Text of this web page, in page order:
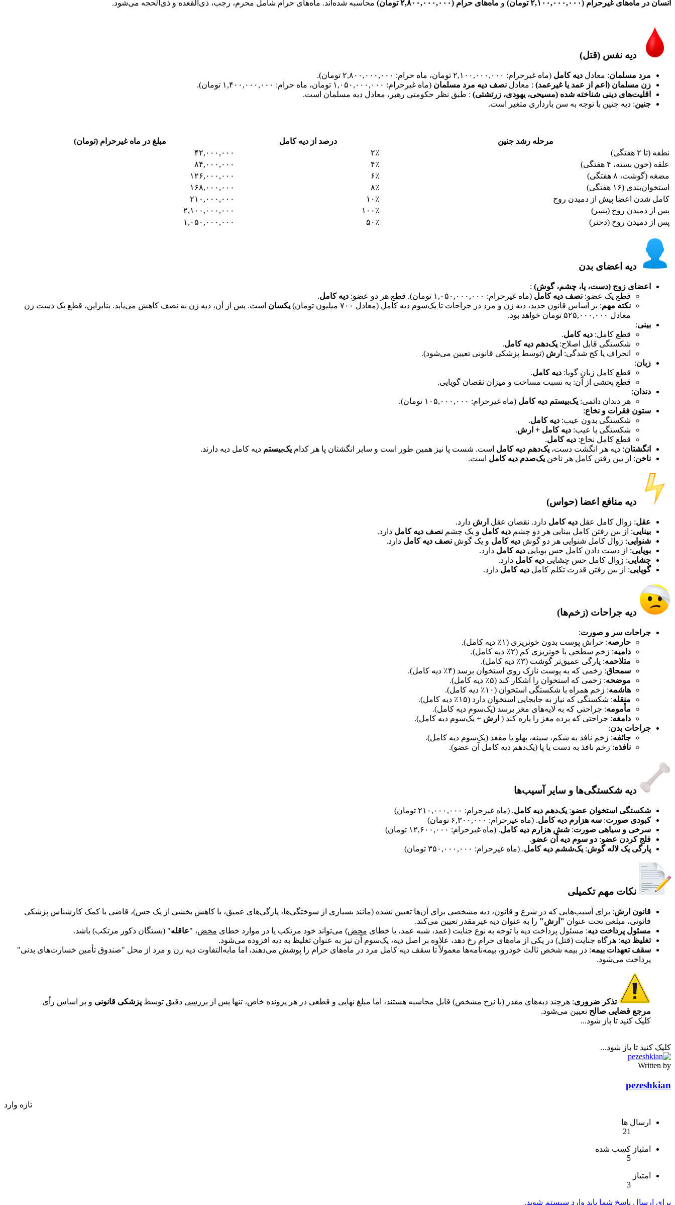
انسان در ماه‌های غیرحرام (۲,۱۰۰,۰۰۰,۰۰۰ تومان)
و ماه‌های حرام (۲,۸۰۰,۰۰۰,۰۰۰ تومان) محاسبه شده‌اند. ماه‌های حرام شامل محرم، رجب، ذی‌القعده و ذی‌الحجه می‌شود.
دیه نفس (قتل)​
مرد مسلمان: معادل دیه کامل (ماه غیرحرام: ۲,۱۰۰,۰۰۰,۰۰۰ تومان، ماه حرام: ۲,۸۰۰,۰۰۰,۰۰۰ تومان).
زن مسلمان (اعم از عمد یا غیرعمد) : معادل نصف دیه مرد مسلمان (ماه غیرحرام: ۱,۰۵۰,۰۰۰,۰۰۰ تومان، ماه حرام: ۱,۴۰۰,۰۰۰,۰۰۰ تومان).
اقلیت‌های دینی شناخته شده (مسیحی، یهودی، زرتشتی) : طبق نظر حکومتی رهبر، معادل دیه مسلمان است.
جنین: دیه جنین با توجه به سن بارداری متغیر است.
مرحله رشد جنین درصد از دیه کامل
مبلغ در ماه غیرحرام (تومان)
نطفه (تا ۲ هفتگی)
۲٪
۴۲,۰۰۰,۰۰۰
علقه (خون بسته، ۴ هفتگی)
۴٪
۸۴,۰۰۰,۰۰۰
مضغه (گوشت، ۸ هفتگی)
۶٪
۱۲۶,۰۰۰,۰۰۰
استخوان‌بندی (۱۶ هفتگی)
۸٪
۱۶۸,۰۰۰,۰۰۰
کامل شدن اعضا پیش از دمیدن روح
۱۰٪
۲۱۰,۰۰۰,۰۰۰
پس از دمیدن روح (پسر)
۱۰۰٪
۲,۱۰۰,۰۰۰,۰۰۰
پس از دمیدن روح (دختر)
۵۰٪ ۱,۰۵۰,۰۰۰,۰۰۰
دیه اعضای بدن​
اعضای زوج (دست، پا، چشم، گوش) :
قطع یک عضو: نصف دیه کامل (ماه غیرحرام: ۱,۰۵۰,۰۰۰,۰۰۰ تومان). قطع هر دو عضو: دیه کامل.
نکته مهم: بر اساس قانون جدید، دیه زن و مرد در جراحات تا یک‌سوم دیه کامل (معادل ۷۰۰ میلیون تومان) یکسان است. پس از آن، دیه زن به نصف کاهش می‌یابد. بنابراین، قطع یک دست زن
معادل ۵۲۵,۰۰۰,۰۰۰ تومان خواهد بود.
بینی:
قطع کامل: دیه کامل.
شکستگی قابل اصلاح: یک‌دهم دیه کامل.
انحراف یا کج شدگی: ارش (توسط پزشکی قانونی تعیین می‌شود).
زبان:
قطع کامل زبان گویا: دیه کامل.
قطع بخشی از آن: به نسبت مساحت و میزان نقصان گویایی.
دندان:
هر دندان دائمی: یک‌بیستم دیه کامل (ماه غیرحرام: ۱۰۵,۰۰۰,۰۰۰ تومان).
ستون فقرات و نخاع:
شکستگی بدون عیب: دیه کامل.
شکستگی با عیب: دیه کامل + ارش.
قطع کامل نخاع: دیه کامل.
انگشتان: دیه هر انگشت دست، یک‌دهم دیه کامل است. شست پا نیز همین طور است و سایر انگشتان پا هر کدام یک‌بیستم دیه کامل دیه دارند.
ناخن: از بین رفتن کامل هر ناخن یک‌صدم دیه کامل است.
دیه منافع اعضا (حواس)​
عقل: زوال کامل عقل دیه کامل دارد. نقصان عقل ارش دارد.
بینایی: از بین رفتن کامل بینایی هر دو چشم دیه کامل و یک چشم نصف دیه کامل دارد.
شنوایی: زوال کامل شنوایی هر دو گوش دیه کامل و یک گوش نصف دیه کامل دارد.
بویایی: از دست دادن کامل حس بویایی دیه کامل دارد.
چشایی: زوال کامل حس چشایی دیه کامل دارد.
گویایی: از بین رفتن قدرت تکلم کامل دیه کامل دارد.
دیه جراحات (زخم‌ها)​
جراحات سر و صورت:
حارصه: خراش پوست بدون خونریزی (۱٪ دیه کامل).
دامیه: زخم سطحی با خونریزی کم (۲٪ دیه کامل).
متلاحمه: پارگی عمیق‌تر گوشت (۳٪ دیه کامل).
سمحاق: زخمی که به پوست نازک روی استخوان برسد (۴٪ دیه کامل).
موضحه: زخمی که استخوان را آشکار کند (۵٪ دیه کامل).
هاشمه: زخم همراه با شکستگی استخوان (۱۰٪ دیه کامل).
منقله: شکستگی که نیاز به جابجایی استخوان دارد (۱۵٪ دیه کامل).
مأمومه: جراحتی که به لایه‌های مغز برسد (یک‌سوم دیه کامل).
دامغه: جراحتی که پرده مغز را پاره کند ( ارش + یک‌سوم دیه کامل).
جراحات بدن:
جائفه: زخم نافذ به شکم، سینه، پهلو یا مقعد (یک‌سوم دیه کامل).
نافذه: زخم نافذ به دست یا پا (یک‌دهم دیه کامل آن عضو).
دیه شکستگی‌ها و سایر آسیب‌ها​
شکستگی استخوان عضو: یک‌دهم دیه کامل. (ماه غیرحرام: ۲۱۰,۰۰۰,۰۰۰ تومان)
کبودی صورت: سه هزارم دیه کامل. (ماه غیرحرام: ۶,۳۰۰,۰۰۰ تومان)
سرخی و سیاهی صورت: شش هزارم دیه کامل. (ماه غیرحرام: ۱۲,۶۰۰,۰۰۰ تومان)
فلج کردن عضو: دو سوم دیه آن عضو.
پارگی یک لاله گوش: یک‌ششم دیه کامل. (ماه غیرحرام: ۳۵۰,۰۰۰,۰۰۰ تومان)
نکات مهم تکمیلی​
قانون ارش: برای آسیب‌هایی که در شرع و قانون، دیه مشخصی برای آن‌ها تعیین نشده (مانند بسیاری از سوختگی‌ها، پارگی‌های عمیق، یا کاهش بخشی از یک حس)، قاضی با کمک کارشناس پزشکی
قانونی، مبلغی تحت عنوان "ارش" را به عنوان دیه غیرمقدر تعیین می‌کند.
مسئول پرداخت دیه: مسئول پرداخت دیه با توجه به نوع جنایت (عمد، شبه عمد، یا خطای محض) می‌تواند خود مرتکب یا در موارد خطای محض، "عاقله" (بستگان ذکور مرتکب) باشد.
تغلیظ دیه: هرگاه جنایت (قتل) در یکی از ماه‌های حرام رخ دهد، علاوه بر اصل دیه، یک‌سوم آن نیز به عنوان تغلیظ به دیه افزوده می‌شود.
سقف تعهدات بیمه: در بیمه شخص ثالث خودرو، بیمه‌نامه‌ها معمولاً تا سقف دیه کامل مرد در ماه‌های حرام را پوشش می‌دهند، اما مابه‌التفاوت دیه زن و مرد از محل "صندوق تأمین خسارت‌های بدنی"
پرداخت می‌شود.
تذکر ضروری: هرچند دیه‌های مقدر (با نرخ مشخص) قابل محاسبه هستند، اما مبلغ نهایی و قطعی در هر پرونده خاص، تنها پس از بررسی دقیق توسط پزشکی قانونی و بر اساس رأی
مرجع قضایی صالح تعیین می‌شود.
کلیک کنید تا باز شود...
کلیک کنید تا باز شود...
Written by
pezeshkian
تازه وارد
ارسال ها
21
امتیاز کسب شده
5
امتیاز
3
برای ارسال پاسخ شما باید وارد سیستم شوید.